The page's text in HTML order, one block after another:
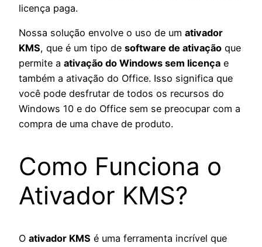
licença paga.
Nossa solução envolve o uso de um ativador
KMS, que é um tipo de software de ativação que
permite a ativação do Windows sem licença e
também a ativação do Office. Isso significa que
você pode desfrutar de todos os recursos do
Windows 10 e do Office sem se preocupar com a
compra de uma chave de produto.
Como Funciona o
Ativador KMS?
O ativador KMS é uma ferramenta incrível que